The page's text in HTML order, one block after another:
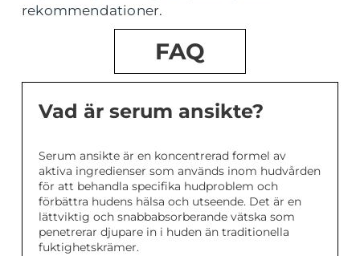
rekommendationer.
FAQ
Vad är serum ansikte?
Serum ansikte är en koncentrerad formel av
aktiva ingredienser som används inom hudvården
för att behandla specifika hudproblem och
förbättra hudens hälsa och utseende. Det är en
lättviktig och snabbabsorberande vätska som
penetrerar djupare in i huden än traditionella
fuktighetskrämer.